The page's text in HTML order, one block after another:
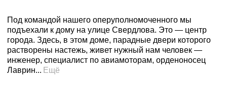
Под командой нашего оперуполномоченного мы
подъехали к дому на улице Свердлова. Это — центр
города. Здесь, в этом доме, парадные двери которого
растворены настежь, живет нужный нам человек —
инженер, специалист по авиамоторам, орденоносец
Лаврин... Ещё